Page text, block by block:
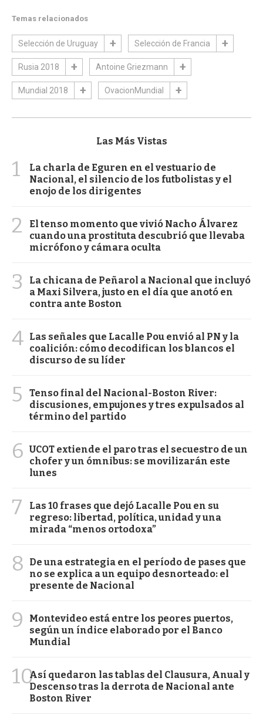
Temas relacionados
Selección de Uruguay Selección de Francia
Rusia 2018 Antoine Griezmann
Mundial 2018 OvacionMundial
Las Más Vistas
1
La charla de Eguren en el vestuario de
Nacional, el silencio de los futbolistas y el
enojo de los dirigentes
2
El tenso momento que vivió Nacho Álvarez
cuando una prostituta descubrió que llevaba
micrófono y cámara oculta
3
La chicana de Peñarol a Nacional que incluyó
a Maxi Silvera, justo en el día que anotó en
contra ante Boston
4 Las señales que Lacalle Pou envió al PN y la
coalición: cómo decodifican los blancos el
discurso de su líder
5
Tenso final del Nacional-Boston River:
discusiones, empujones y tres expulsados al
término del partido
6 UCOT extiende el paro tras el secuestro de un
chofer y un ómnibus: se movilizarán este
lunes
7
Las 10 frases que dejó Lacalle Pou en su
regreso: libertad, política, unidad y una
mirada “menos ortodoxa”
8
De una estrategia en el período de pases que
no se explica a un equipo desnorteado: el
presente de Nacional
9
Montevideo está entre los peores puertos,
según un índice elaborado por el Banco
Mundial
10Así quedaron las tablas del Clausura, Anual y
Descenso tras la derrota de Nacional ante
Boston River